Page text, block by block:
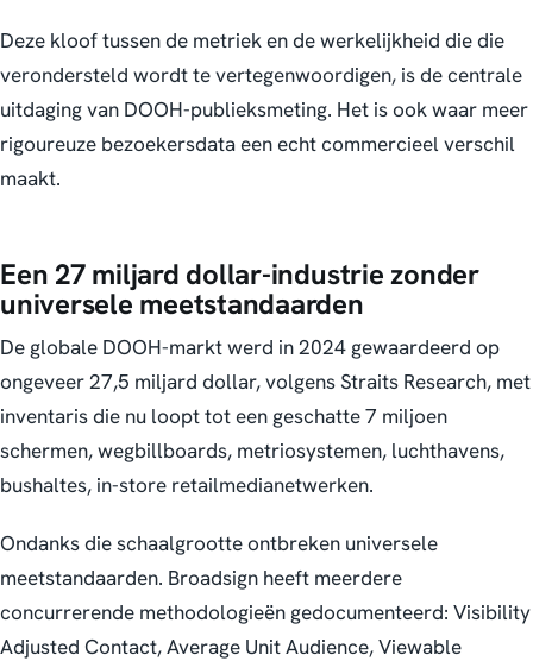
Deze kloof tussen de metriek en de werkelijkheid die die
verondersteld wordt te vertegenwoordigen, is de centrale
uitdaging van DOOH-publieksmeting. Het is ook waar meer
rigoureuze bezoekersdata een echt commercieel verschil
maakt.
Een 27 miljard dollar-industrie zonder
universele meetstandaarden
De globale DOOH-markt werd in 2024 gewaardeerd op
ongeveer 27,5 miljard dollar, volgens Straits Research, met
inventaris die nu loopt tot een geschatte 7 miljoen
schermen, wegbillboards, metriosystemen, luchthavens,
bushaltes, in-store retailmedianetwerken.
Ondanks die schaalgrootte ontbreken universele
meetstandaarden. Broadsign heeft meerdere
concurrerende methodologieën gedocumenteerd: Visibility
Adjusted Contact, Average Unit Audience, Viewable